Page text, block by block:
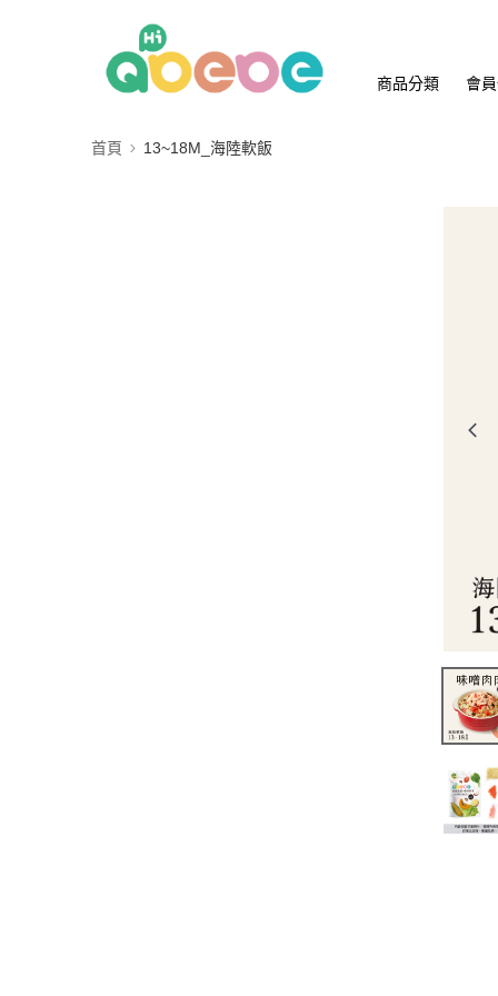
商品分類 會
首頁 13~18M_海陸軟飯